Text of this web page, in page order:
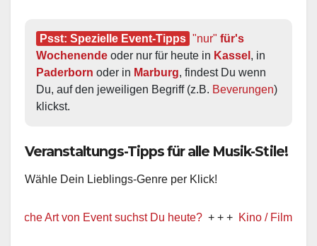
Psst: Spezielle Event-Tipps "nur" für's
Wochenende oder nur für heute in Kassel
Paderborn oder in Marburg, findest Du wenn
Du, auf den jeweiligen Begriff (z.B. Beverungen)
klickst.
Veranstaltungs-Tipps für alle Musik-Stile!
Wähle Dein Lieblings-Genre per Klick!
von Event suchst Du heute? + + + Kino / Film + + + Ww